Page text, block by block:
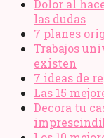
Dolor al
las dudas
7 planes
Trabajos
existen
7 ideas de
Las 15
Decora tu